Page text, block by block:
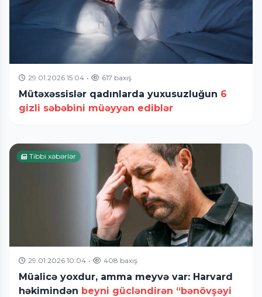
29.01.2026 15:04 • 617 baxış
Mütəxəssislər qadınlarda yuxusuzluğun 6
gizli səbəbini müəyyən ediblər
Tibbi xəbərlər
29.01.2026 10:04 • 408 baxış
Müalicə yoxdur, amma meyvə var: Harvard
həkimindən beyni gücləndirən “bənövşəyi